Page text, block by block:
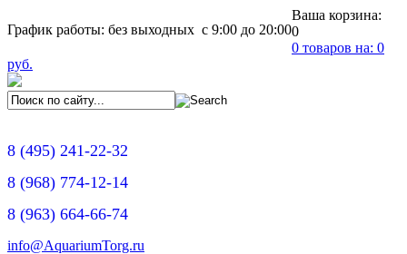
График работы: без выходных с 9:00 до 20:00
Ваша корзина:
0
0 товаров на: 0
руб.
8 (495) 241-22-32
8 (968) 774-12-14
8 (963) 664-66-74
info@AquariumTorg.ru